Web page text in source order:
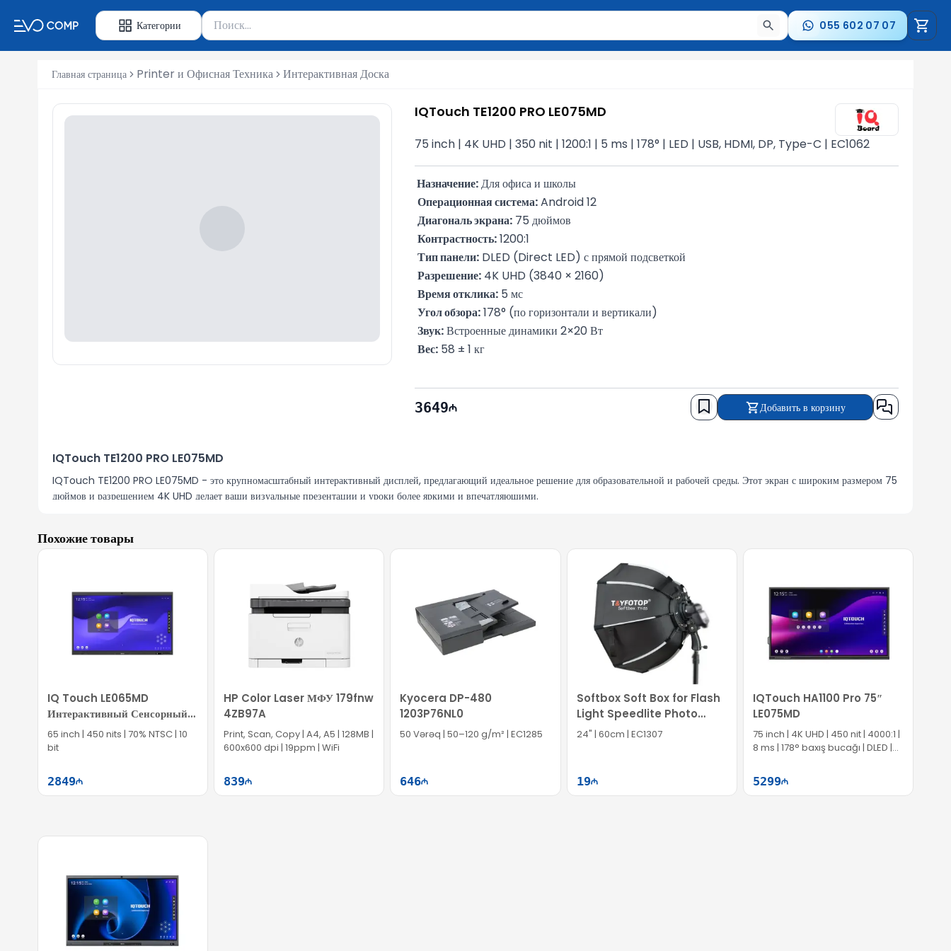
Категории
Поиск товаров
Введите минимум 2 символа для поиска. Нажмите Enter для отправки или используйте стрелки для навигации по результатам.
055 602 07 07
Главная страница Printer и Офисная Техника Интерактивная Доска
IQTouch TE1200 PRO LE075MD
75 inch | 4K UHD | 350 nit | 1200:1 | 5 ms | 178° | LED | USB, HDMI, DP, Type-C | EC1062
Назначение: Для офиса и школы
Операционная система: Android 12
Диагональ экрана: 75 дюймов
Контрастность: 1200:1
Тип панели: DLED (Direct LED) с прямой подсветкой
Разрешение: 4K UHD (3840 × 2160)
Время отклика: 5 мс
Угол обзора: 178° (по горизонтали и вертикали)
Звук: Встроенные динамики 2×20 Вт
Вес: 58 ± 1 кг
3649 Добавить в корзину
IQTouch TE1200 PRO LE075MD
IQTouch TE1200 PRO LE075MD - это крупномасштабный интерактивный дисплей, предлагающий идеальное решение для образовательной и рабочей среды. Этот экран с широким размером 75
дюймов и разрешением 4K UHD делает ваши визуальные презентации и уроки более яркими и впечатляющими.
Благодаря разрешению 4K UHD изображения и тексты становятся более четкими. Это помогает поддерживать интерес учеников во время урока и проводить более продуктивные встречи в рабочей
TE1200 PRO LE075MD обеспечивает возможность подключения к множеству устройств через HDMI, USB и LAN. Этот дисплей поддерживает операционные системы Android и Windows, что
облегчает использование различных программ и приложений.
Гарантия и доставка
Предоставляется официальная гарантия и быстрая доставка. Заказывайте в EVO comp и воспользуйтесь этим преимуществом!
Похожие товары
IQ Touch LE065MD
Интерактивный Сенсорный
Дисплей
65 inch | 450 nits | 70% NTSC | 10
bit
2849
HP Color Laser МФУ 179fnw
4ZB97A
Print, Scan, Copy | A4, A5 | 128MB |
600x600 dpi | 19ppm | WiFi
839
Kyocera DP-480
1203P76NL0
50 Vərəq | 50–120 g/m² | EC1285
646
Softbox Soft Box for Flash
Light Speedlite Photo
Speedlight Portable
24" | 60cm | EC1307
19
IQTouch HA1100 Pro 75″
LE075MD
75 inch | 4K UHD | 450 nit | 4000:1 |
8 ms | 178° baxış bucağı | DLED |
5299